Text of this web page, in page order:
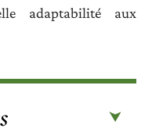
adaptabilité aux